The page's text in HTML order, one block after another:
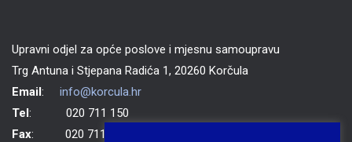
Upravni odjel za opće poslove i mjesnu samoupravu
Trg Antuna i Stjepana Radića 1, 20260 Korčula
Email: info@korcula.hr
Tel: 020 711 150
Fax: 020 711 702